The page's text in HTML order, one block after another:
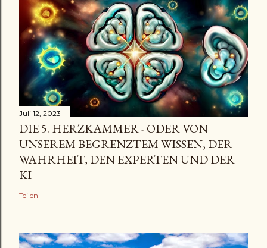
Juli 12, 2023
DIE 5. HERZKAMMER - ODER VON
UNSEREM BEGRENZTEM WISSEN, DER
WAHRHEIT, DEN EXPERTEN UND DER
KI
Teilen